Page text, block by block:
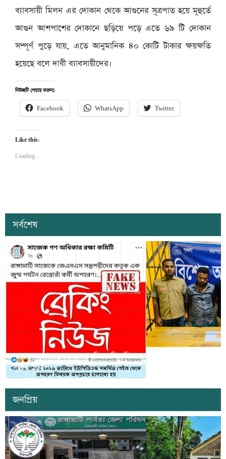
ব্যাবসায়ী মিলন এর দোকান থেকে আগুনের সূত্রপাত হয়ে মূহুর্তে
আগুন আশপাশের দোকানে ছড়িয়ে পড়ে এতে ৬৯ টি দোকান
সম্পূর্ণ পুড়ে যায়, এতে আনুমানিক ৪০ কোটি টাকার ক্ষয়ক্ষতি
হয়েছে বলে দাবী ব্যাবসায়ীদের।
নিউজটি শেয়ার করুনঃ
Facebook WhatsApp Twitter
Like this:
Loading...
সর্বশেষ
সাজেকে অপহরণের গুজব ছড়িয়ে বিভ্রান্তি
সৃষ্টির চেষ্টা
জনপ্রিয়